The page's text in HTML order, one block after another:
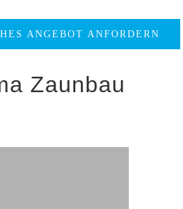
ANGEBOT ANFORDERN
Zaunbau